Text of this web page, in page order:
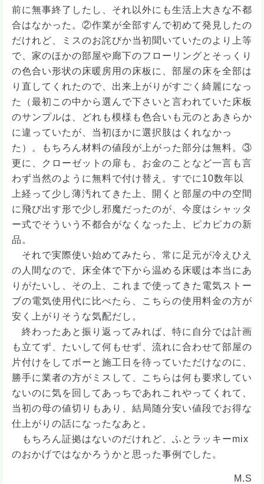
前に無事終了したし、それ以外にも生活上大きな不都
合はなかった。②作業が全部すんで初めて発見したの
だけれど、ミスのお詫びか当初聞いていたのより上等
で、家のほかの部屋や廊下のフローリングとそっくり
の色合い形状の床暖房用の床板に、部屋の床を全部は
り直してくれたので、出来上がりがすごく綺麗になっ
た（最初この中から選んで下さいと言われていた床板
のサンプルは、どれも模様も色合いも元のとあきらか
に違っていたが、当初ほかに選択肢はくれなかっ
た）。もちろん材料の値段が上がった部分は無料。③
更に、クローゼットの扉も、お金のことなど一言も言
わず当然のように無料で付け替え。すでに10数年以
上経って少し薄汚れてきた上、開くと部屋の中の空間
に飛び出す形で少し邪魔だったのが、今度はシャッタ
ー式でそういう不都合がなくなった上、ピカピカの新
品。
それで実際使い始めてみたら、常に足元が冷えひえ
の人間なので、床全体で下から温める床暖は本当にあ
りがたいし、その上、これまで使ってきた電気ストー
ブの電気使用代に比べたら、こちらの使用料金の方が
安く上がりそうな気配だし。
終わったあと振り返ってみれば、特に自分では計画
も立てず、たいして何もせず、流れに合わせて部屋の
片付けをしてボーと施工日を待っていただけなのに、
勝手に業者の方がミスして、こちらは何も要求してい
ないのに気を回してあっちであれこれやってくれて、
当初の母の値切りもあり、結局随分安い値段でお得な
仕上がりの話になったなあと。
もちろん証拠はないのだけれど、ふとラッキーmix
のおかげではなかろうかと思った事例でした。
M.S